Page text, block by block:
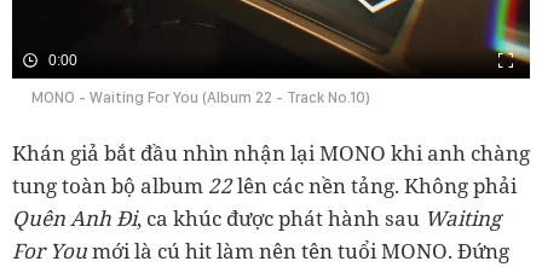
0:00
MONO - Waiting For You (Album 22 - Track No.10)
Khán giả bắt đầu nhìn nhận lại MONO khi anh chàng
tung toàn bộ album 22lên các nền tảng. Không phải
Quên Anh Đi, ca khúc được phát hành sau Waiting
For Youmới là cú hit làm nên tên tuổi MONO. Đứng